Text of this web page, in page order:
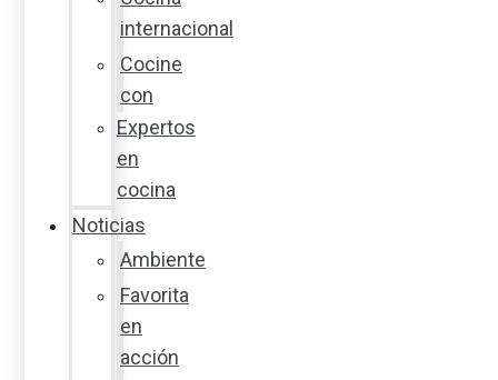
internacional
Cocine
con
Expertos
en
cocina
Noticias
Ambiente
Favorita
en
acción